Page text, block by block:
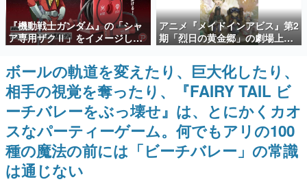
殿堂入り記事
SNS拡散数が数千以上！ ページビュー数万以上！ などな
ど。多くの人々に読まれた、電ファミ渾身の“殿堂入り”記
事をまとめました。
ゲームの企画書
名作ゲームクリエイターの方々に製作時のエピソードをお
聞きし、ヒットする企画（ゲーム）とは何か？を探ってい
きます。
赫本
この物語を解いてはいけない。『赫本』は、〈試験問題〉
の形をした短編ホラー小説集です。
新世代に訊く
『機動戦士ガンダム』の「シャ
ア専用ザクⅡ」をイメージした
散水ホースリールが予約開始。
本体にはシャアのパーソナルマ
ークやジオン公国軍のエンブレ
ム、型式番号などを配置
アニメ『メイドインアビス』第2
期「烈日の黄金郷」の劇場上映
が決定！レグ役・伊瀬茉莉也さ
んらが登壇する舞台挨拶も実施
ボールの軌道を変えたり、巨大化したり、
相手の視覚を奪ったり、『FAIRY TAIL ビ
ーチバレーをぶっ壊せ』は、とにかくカオ
スなパーティーゲーム。何でもアリの100
種の魔法の前には「ビーチバレー」の常識
は通じない